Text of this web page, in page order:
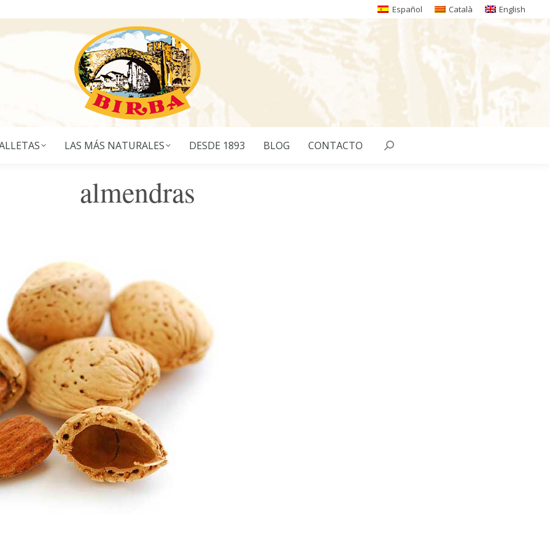
Español Català English
LAS MÁS NATURALES DESDE 1893 BLOG CONTACTO Buscar:
almendras